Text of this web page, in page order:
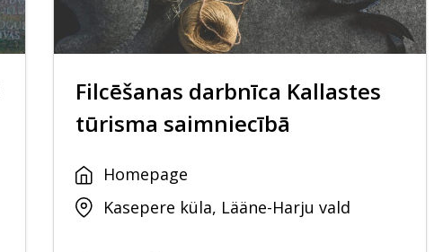
Filcēšanas darbnīca Kallastes
tūrisma saimniecībā
Homepage
Kasepere küla, Lääne-Harju vald